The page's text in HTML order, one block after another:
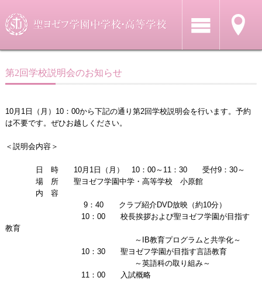
第2回学校説明会のお知らせ
10月1日（月）10：00から下記の通り第2回学校説明会を行います。予約
は不要です。ぜひお越しください。
＜説明会内容＞
日 時 10月1日（月） 10：00～11：30 受付9：30～
場 所 聖ヨゼフ学園中学・高等学校 小原館
内 容
9：40 クラブ紹介DVD放映（約10分）
10：00 校長挨拶および聖ヨゼフ学園が目指す
教育
～IB教育プログラムと共学化～
10：30 聖ヨゼフ学園が目指す言語教育
～英語科の取り組み～
11：00 入試概略